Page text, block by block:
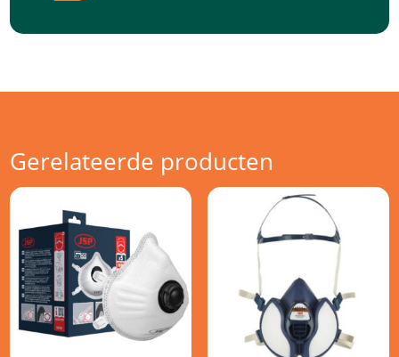
Gerelateerde producten